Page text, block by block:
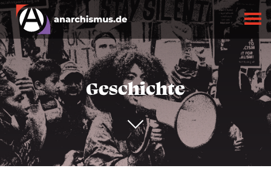
Geschichte